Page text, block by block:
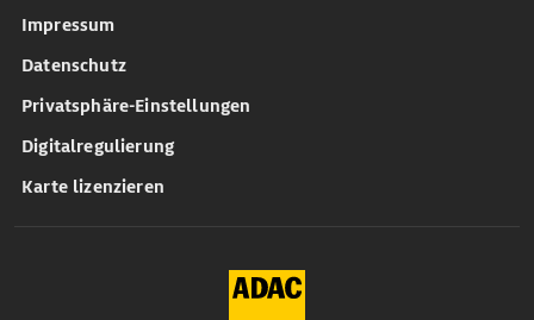
Impressum
Datenschutz
Privatsphäre-Einstellungen
Digitalregulierung
Karte lizenzieren